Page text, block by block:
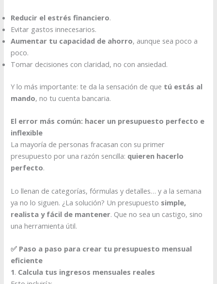
Reducir el estrés financiero.
Evitar gastos innecesarios.
Aumentar tu capacidad de ahorro, aunque sea poco a
poco.
Tomar decisiones con claridad, no con ansiedad.
Y lo más importante: te da la sensación de que tú estás al
mando, no tu cuenta bancaria.
El error más común: hacer un presupuesto perfecto e
inflexible
La mayoría de personas fracasan con su primer
presupuesto por una razón sencilla: quieren hacerlo
perfecto.
Lo llenan de categorías, fórmulas y detalles… y a la semana
ya no lo siguen. ¿La solución? Un presupuesto simple,
realista y fácil de mantener. Que no sea un castigo, sino
una herramienta útil.
✅ Paso a paso para crear tu presupuesto mensual
eficiente
1. Calcula tus ingresos mensuales reales